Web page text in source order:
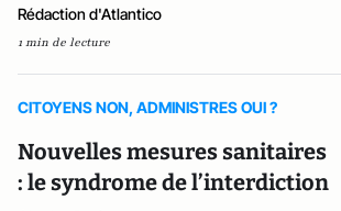
Rédaction d'Atlantico
1 min de lecture
CITOYENS NON, ADMINISTRES OUI ?
Nouvelles mesures sanitaires
: le syndrome de l’interdiction